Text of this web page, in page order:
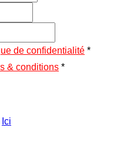
de confidentialité *
& conditions *
Ici